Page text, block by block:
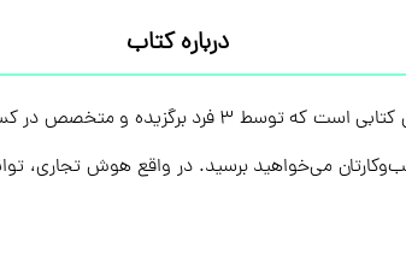
درباره کتاب
هوش تجاری کتابی است که توسط ۳
می‌خواهید برسید. در واقع هوش تجاری،